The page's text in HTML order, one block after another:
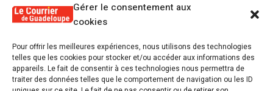
Gérer le consentement aux
cookies
Pour offrir les meilleures expériences, nous utilisons des technologies
telles que les cookies pour stocker et/ou accéder aux informations des
appareils. Le fait de consentir à ces technologies nous permettra de
traiter des données telles que le comportement de navigation ou les ID
1 Alex Lollia : « Cédric Cornet développait
une forme de populisme qui aurait pu se
transformer en macoutisme »